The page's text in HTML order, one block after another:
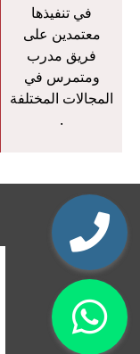
في تنفيذها
معتمدين على
فريق مدرب
ومتمرس في
المجالات المختلفة
.